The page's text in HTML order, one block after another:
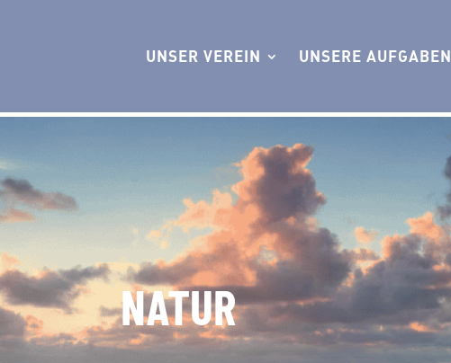
UNSER VEREIN UNSERE AUFGABEN
NATUR